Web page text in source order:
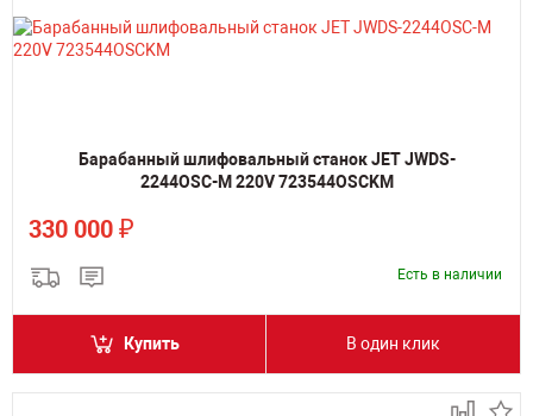
Барабанный шлифовальный станок JET JWDS-
2244OSC-M 220V 723544OSCKM
330 000 ₽
Есть в наличии
Купить В один клик